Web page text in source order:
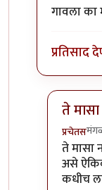
गावला का
प्रतिसाद
ते
प्रचेतस
In
ते मासा
असे
कधीच